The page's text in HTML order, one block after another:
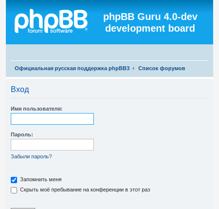
phpBB Guru 4.0-dev
development board
Официальная русская поддержка phpBB3 Список форумов
Вход
Имя пользователя:
Пароль:
Забыли пароль?
Запомнить меня
Скрыть моё пребывание на конференции в этот раз